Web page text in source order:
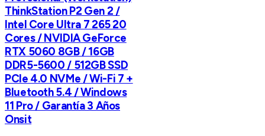
ThinkStation P2 Gen 2 /
Intel Core Ultra 7 265 20
Cores / NVIDIA GeForce
RTX 5060 8GB / 16GB
DDR5-5600 / 512GB SSD
PCIe 4.0 NVMe / Wi-Fi 7 +
Bluetooth 5.4 / Windows
11 Pro / Garantía 3 Años
Onsit